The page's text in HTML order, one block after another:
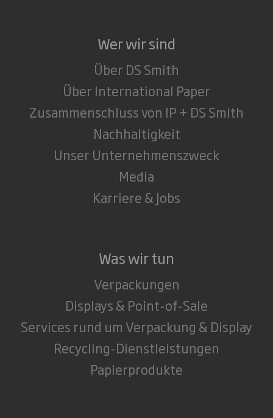
Wer wir sind
Über DS Smith
Über International Paper
Zusammenschluss von IP + DS Smith
Nachhaltigkeit
Unser Unternehmenszweck
Media
Karriere & Jobs
Was wir tun
Verpackungen
Displays & Point-of-Sale
Services rund um Verpackung & Display
Recycling-Dienstleistungen
Papierprodukte